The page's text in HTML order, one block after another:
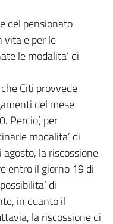
del pensionato
vita e per le
le modalita’ di
Citi provvede
del mese
Percio’, per
modalita’ di
la riscossione
entro il giorno 19 di
di
in quanto il
la riscossione di